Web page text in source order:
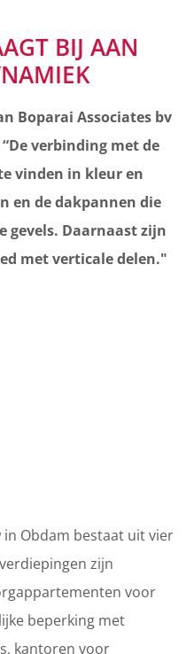
BIJ AAN
Boparai Associates bv
verbinding met de
vinden in kleur en
en de dakpannen die
gevels. Daarnaast zijn
met verticale delen."
Obdam bestaat uit vier
zijn
voor
beperking met
kantoren voor